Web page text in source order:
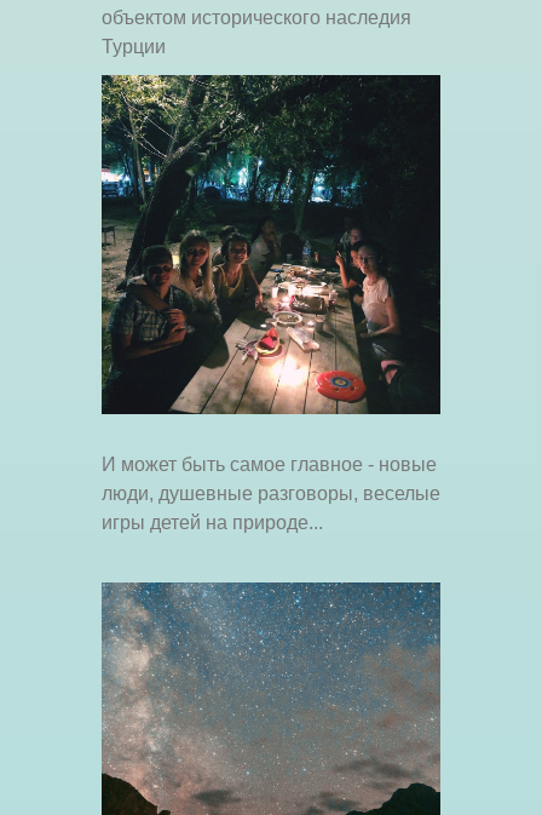
объектом исторического наследия
Турции
И может быть самое главное - новые
люди, душевные разговоры, веселые
игры детей на природе...